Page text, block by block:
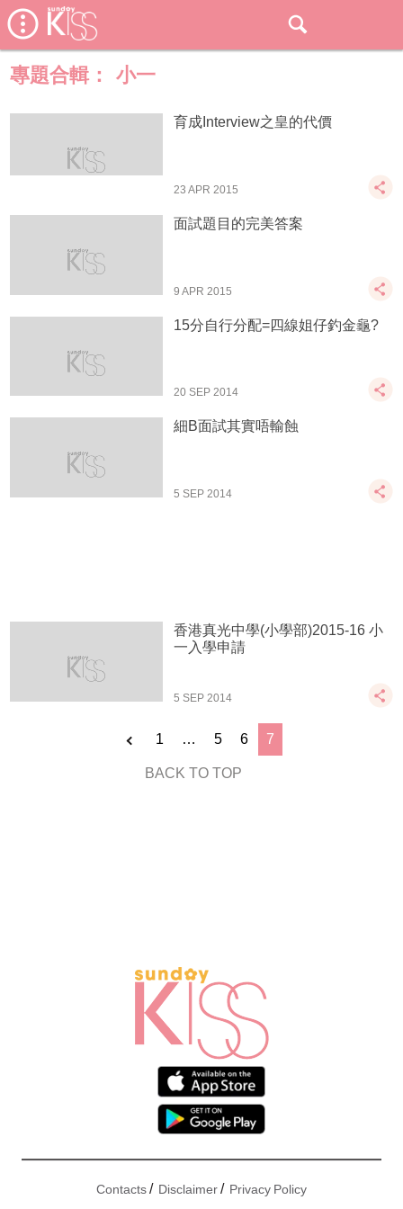
專題合輯： 小一
育成Interview之皇的代價
23 APR 2015
面試題目的完美答案
9 APR 2015
15分自行分配=四線姐仔釣金龜?
20 SEP 2014
細B面試其實唔輸蝕
5 SEP 2014
香港真光中學(小學部)2015-16 小
一入學申請
5 SEP 2014
1 … 5 6 7
BACK TO TOP
Contacts/ Disclaimer/ Privacy Policy